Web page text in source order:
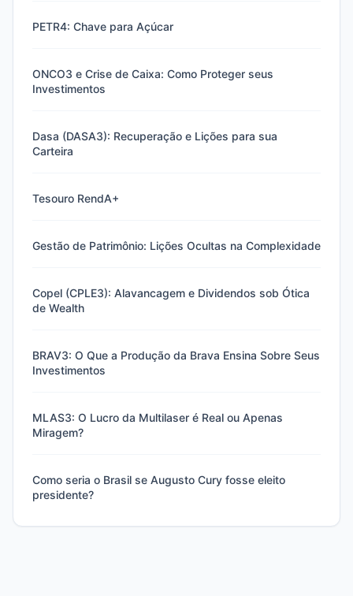
PETR4: Chave para Açúcar
ONCO3 e Crise de Caixa: Como Proteger seus
Investimentos
Dasa (DASA3): Recuperação e Lições para sua
Carteira
Tesouro RendA+
Gestão de Patrimônio: Lições Ocultas na Complexidade
Copel (CPLE3): Alavancagem e Dividendos sob Ótica
de Wealth
BRAV3: O Que a Produção da Brava Ensina Sobre Seus
Investimentos
MLAS3: O Lucro da Multilaser é Real ou Apenas
Miragem?
Como seria o Brasil se Augusto Cury fosse eleito
presidente?